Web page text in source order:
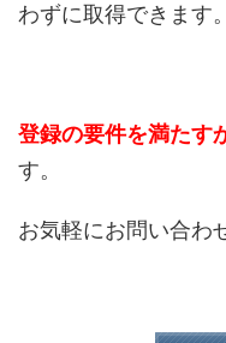
わずに取得できます。
登録の要件を満たす
す。
お気軽にお問い合わ